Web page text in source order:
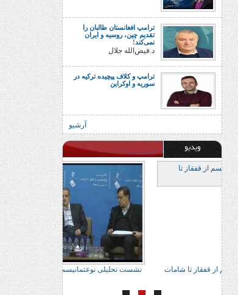
ترامپ افغانستان طالبان را
تقدیم چین، روسیه و ایران
نمی‌کند!
د.فیض‌الله جلال
ترامپ و کلاف پیچیده ترکیه در
سوریه و اوکراین
آرشیو
ویدیو
نشست تحلیلی نشست تحلیلی نوعثمانیسم از قفقاز تا شامات